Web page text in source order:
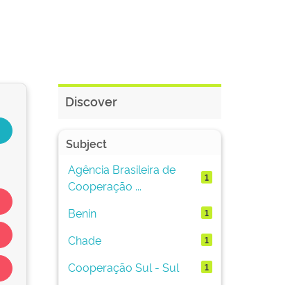
Discover
Subject
Agência Brasileira de
Cooperação ...
1
Benin 1
Chade 1
Cooperação Sul - Sul 1